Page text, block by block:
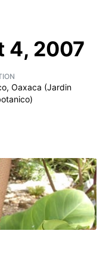
4, 2007
Oaxaca (Jardin